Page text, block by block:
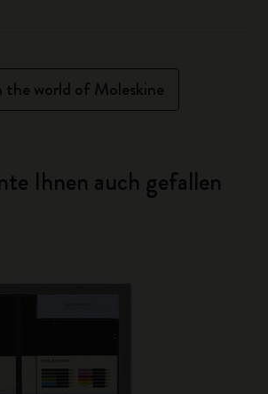
the world of Moleskine
Ihnen auch gefallen